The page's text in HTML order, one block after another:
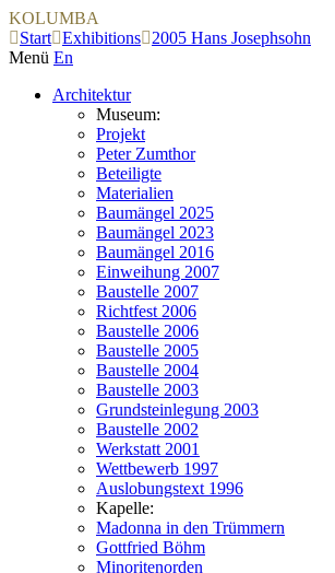
KOLUMBA
Start Exhibitions
2005 Hans Josephsohn
Menü En
Architektur
Museum:
Projekt
Peter Zumthor
Beteiligte
Materialien
Baumängel 2025
Baumängel 2023
Baumängel 2016
Einweihung 2007
Baustelle 2007
Richtfest 2006
Baustelle 2006
Baustelle 2005
Baustelle 2004
Baustelle 2003
Grundsteinlegung 2003
Baustelle 2002
Werkstatt 2001
Wettbewerb 1997
Auslobungstext 1996
Kapelle:
Madonna in den Trümmern
Gottfried Böhm
Minoritenorden